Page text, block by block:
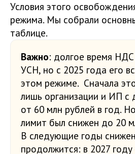
Условия этого
режима. Мы собрали
таблице.
Важно: долгое время
УСН, но с 2025 года его
этом режиме. Сначала
лишь организации и ИП с
от 60 млн рублей в год.
лимит был снижен до 20
В следующие годы
продолжится: в 2027